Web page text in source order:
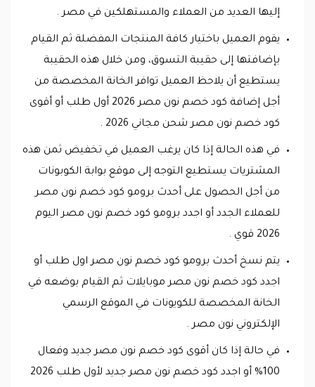
إليها العديد من العملاء والمستهلكين في مصر .
يقوم العميل باختيار كافة المنتجات المفضلة ثم القيام
بإضافتها إلى حقيبة التسوق، ومن خلال هذه الحقيبة
يستطيع أن يلاحظ العميل توافر الخانة المخصصة من
أجل إضافة كود خصم نون مصر 2026 أول طلب أو أقوى
كود خصم نون مصر شحن مجاني 2026 .
في هذه الحالة إذا كان يرغب العميل في تخفيض ثمن هذه
المشتريات يستطيع التوجه إلى موقع بوابة الكوبونات
من أجل الحصول على أحدث برومو كود خصم نون مصر
للعملاء الجدد أو اجدد برومو كود خصم نون مصر اليوم
2026 قوي .
يتم نسخ أحدث برومو كود خصم نون مصر اول طلب أو
اجدد كود خصم نون مصر موبايلات ثم القيام بوضعه في
الخانة المخصصة للكويونات في الموقع الرسمي
الإلكتروني نون مصر .
في حالة إذا كان أقوى كود خصم نون مصر جديد وفعال
100% أو اجدد كود خصم نون مصر جديد لأول طلب 2026